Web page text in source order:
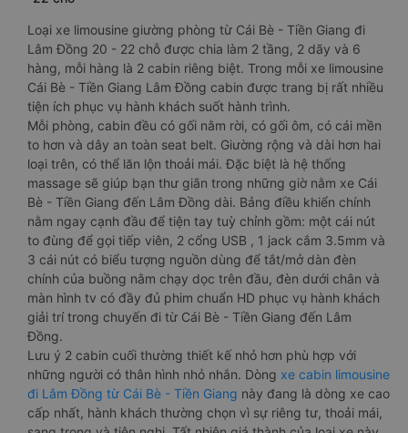
Loại xe limousine giường phòng từ Cái Bè - Tiền Giang đi
Lâm Đồng 20 - 22 chỗ được chia làm 2 tầng, 2 dãy và 6
hàng, mỗi hàng là 2 cabin riêng biệt. Trong mỗi xe limousine
Cái Bè - Tiền Giang Lâm Đồng cabin được trang bị rất nhiều
tiện ích phục vụ hành khách suốt hành trình.
Mỗi phòng, cabin đều có gối nằm rời, có gối ôm, có cái mền
to hơn và dây an toàn seat belt. Giường rộng và dài hơn hai
loại trên, có thể lăn lộn thoải mái. Đặc biệt là hệ thống
massage sẽ giúp bạn thư giãn trong những giờ nằm xe Cái
Bè - Tiền Giang đến Lâm Đồng dài. Bảng điều khiển chính
nằm ngay cạnh đầu để tiện tay tuỳ chỉnh gồm: một cái nút
to đùng để gọi tiếp viên, 2 cổng USB , 1 jack cắm 3.5mm và
3 cái nút có biểu tượng nguồn dùng để tắt/mở dàn đèn
chính của buồng nằm chạy dọc trên đầu, đèn dưới chân và
màn hình tv có đầy đủ phim chuẩn HD phục vụ hành khách
giải trí trong chuyến đi từ Cái Bè - Tiền Giang đến Lâm
Đồng.
Lưu ý 2 cabin cuối thường thiết kế nhỏ hơn phù hợp với
những người có thân hình nhỏ nhắn. Dòng xe cabin limousine
đi Lâm Đồng từ Cái Bè - Tiền Giang này đang là dòng xe cao
cấp nhất, hành khách thường chọn vì sự riêng tư, thoải mái,